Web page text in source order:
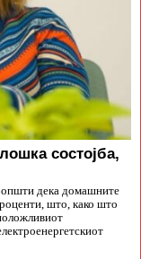
состојба,
дека домашните
што, како што